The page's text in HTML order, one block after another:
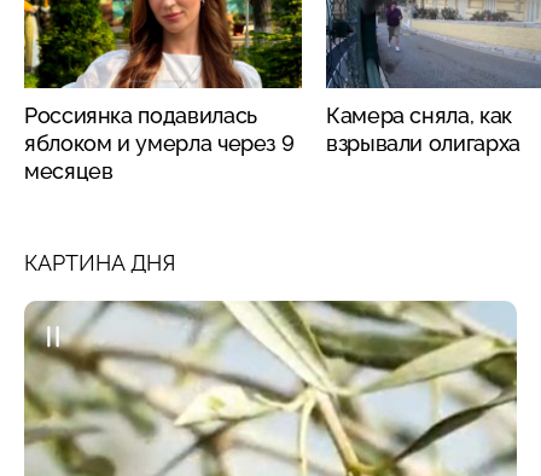
Россиянка подавилась
яблоком и умерла через 9
месяцев
Камера сняла, как
взрывали олигарха
КАРТИНА ДНЯ